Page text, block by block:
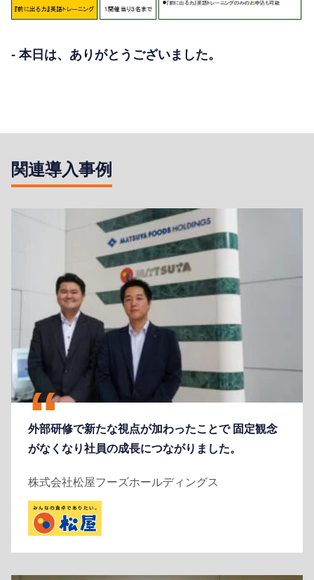
- 本日は、ありがとうございました。
関連導入事例
外部研修で新たな視点が加わったことで 固定観念
がなくなり社員の成長につながりました。
株式会社松屋フーズホールディングス